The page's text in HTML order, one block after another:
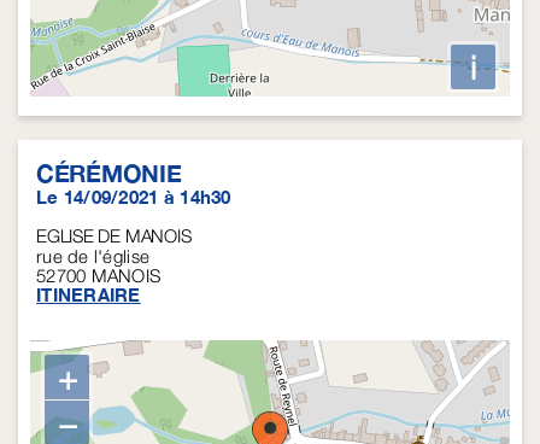
i
CÉRÉMONIE
Le 14/09/2021 à 14h30
EGLISE DE MANOIS
rue de l'église
52700 MANOIS
ITINERAIRE
+
−